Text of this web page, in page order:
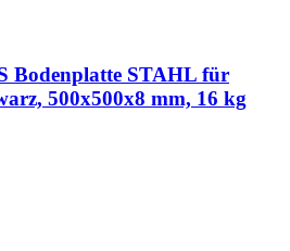
Bodenplatte STAHL für
500x500x8 mm, 16 kg